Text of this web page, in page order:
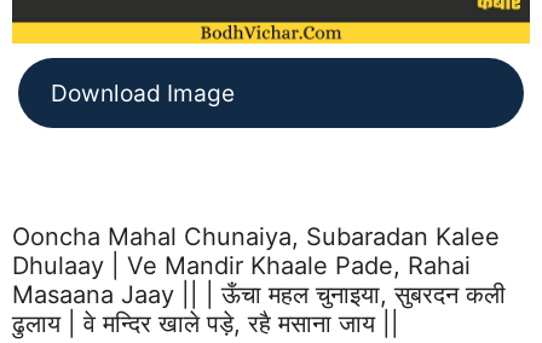
Download Image
Ooncha Mahal Chunaiya, Subaradan Kalee
Dhulaay | Ve Mandir Khaale Pade, Rahai
Masaana Jaay || | ऊँचा महल चुनाइया, सुबरदन कली
ढुलाय | वे मन्दिर खाले पड़े, रहै मसाना जाय ||